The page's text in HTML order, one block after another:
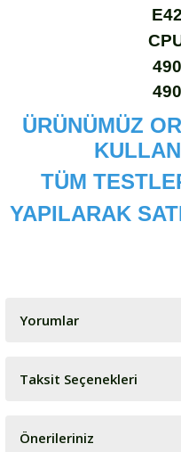
ÜRÜNÜMÜZ
TÜM
YAPILARAK
Yorumlar
Bu ürüne ilk
Taksit Seçenekleri
Önerileriniz